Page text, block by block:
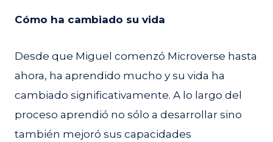
Cómo ha cambiado su vida
Desde que Miguel comenzó Microverse hasta
ahora, ha aprendido mucho y su vida ha
cambiado significativamente. A lo largo del
proceso aprendió no sólo a desarrollar sino
también mejoró sus capacidades